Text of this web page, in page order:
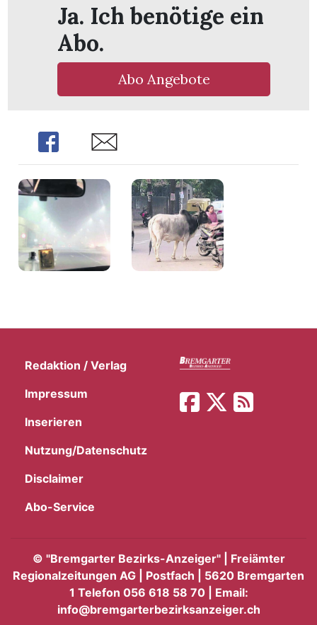
Ja. Ich benötige ein
Abo.
Abo Angebote
Share Share
Redaktion / Verlag
Impressum
Inserieren
Nutzung/Datenschutz
Disclaimer
Abo-Service
© "Bremgarter Bezirks-Anzeiger" | Freiämter
Regionalzeitungen AG | Postfach | 5620 Bremgarten
1 Telefon 056 618 58 70 | Email:
info@bremgarterbezirksanzeiger.ch